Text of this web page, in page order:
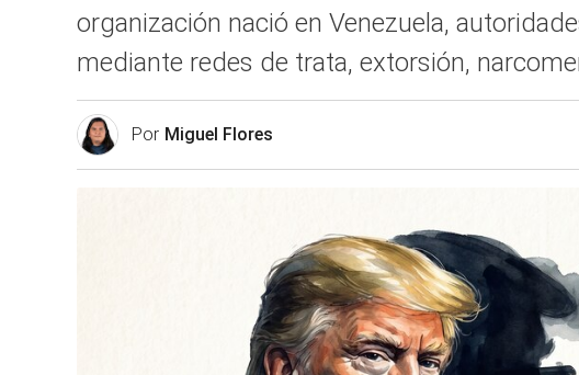
organización nació en Venezuela,
mediante redes de trata, extorsión,
Por Miguel Flores